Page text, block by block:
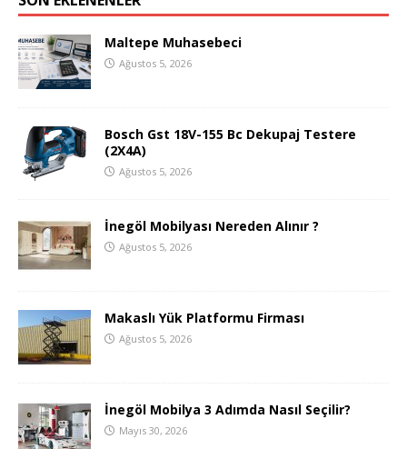
Maltepe Muhasebeci
Ağustos 5, 2026
Bosch Gst 18V-155 Bc Dekupaj Testere
(2X4A)
Ağustos 5, 2026
İnegöl Mobilyası Nereden Alınır ?
Ağustos 5, 2026
Makaslı Yük Platformu Firması
Ağustos 5, 2026
İnegöl Mobilya 3 Adımda Nasıl Seçilir?
Mayıs 30, 2026